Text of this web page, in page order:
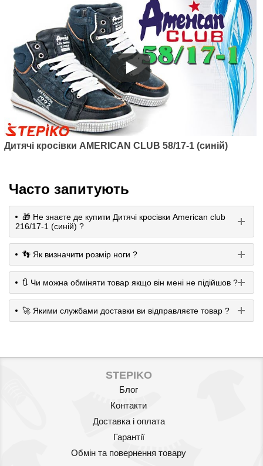
Дитячі кросівки AMERICAN CLUB 58/17-1 (синій)
Часто запитують
🎁 Не знаєте де купити Дитячі кросівки American club
216/17-1 (синій) ?
👣 Як визначити розмір ноги ?
🔃 Чи можна обміняти товар якщо він мені не підійшов ?
🚀 Якими службами доставки ви відправляєте товар ?
STEPIKO
Блог
Контакти
Доставка і оплата
Гарантії
Обмін та повернення товару